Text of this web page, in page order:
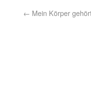
← Mein Körper